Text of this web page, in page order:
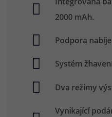
2000 mAh.
Podpora
Systém
Dva režimy
Vynikající